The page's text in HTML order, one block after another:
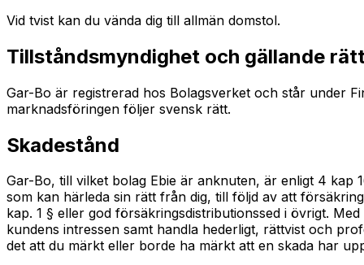
Vid tvist kan du vända dig till allmän domstol.
Tillståndsmyndighet och gällande
Gar-Bo är registrerad hos Bolagsverket och står under
marknadsföringen följer svensk rätt.
Skadestånd
Gar-Bo, till vilket bolag Ebie är anknuten, är enligt 4
som kan härleda sin rätt från dig, till följd av att
kap. 1 § eller god försäkringsdistributionssed i övrigt.
kundens intressen samt handla hederligt, rättvist och
det att du märkt eller borde ha märkt att en skada har